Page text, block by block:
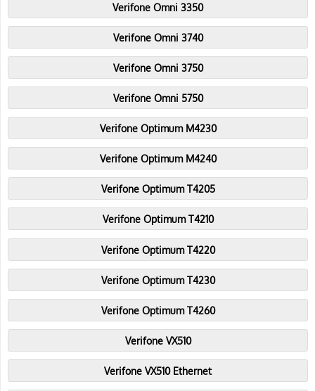
Verifone Omni 3350
Verifone Omni 3740
Verifone Omni 3750
Verifone Omni 5750
Verifone Optimum M4230
Verifone Optimum M4240
Verifone Optimum T4205
Verifone Optimum T4210
Verifone Optimum T4220
Verifone Optimum T4230
Verifone Optimum T4260
Verifone VX510
Verifone VX510 Ethernet